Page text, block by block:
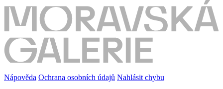
Nápověda Ochrana osobních údajů Nahlásit chybu